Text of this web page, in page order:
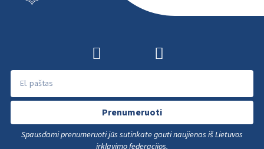
Prenumeruoti
Spausdami prenumeruoti jūs sutinkate gauti naujienas iš Lietuvos
irklavimo federacijos.